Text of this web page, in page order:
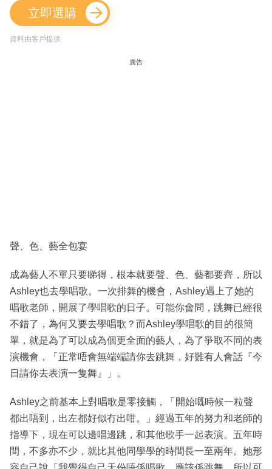
立即選購
資料由客戶提供
廣告
聲、色、藝全包宴
成為藝人不單只要睇得，根本就要聲、色、藝都要齊，所以
Ashley也去學唱歌。一次排舞的機會，Ashley遇上了她的
唱歌老師，開展了學唱歌的日子。可能你會問，跳舞已經很
不錯了，為何又要去學唱歌？而Ashley學唱歌的目的很簡
單，就是為了可以成為個更全面的藝人，為了爭取不同的表
演機會，「正常唔會無端端請你去跳舞，好難有人會話『今
日請你去表演一隻舞』」。
Ashley之前基本上對唱歌是零接觸，「開始嘅時候一粒聲
都出唔到，出左都好似冇出咁。」經過五年的努力和老師的
指導下，現在可以邊唱邊跳，和其他歌手一起表演。五年時
間，不多亦不少，就比其他同學學的時間長一至兩年。她形